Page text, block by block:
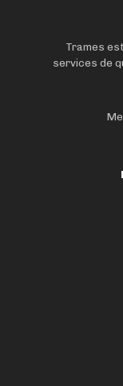
Trames
services de